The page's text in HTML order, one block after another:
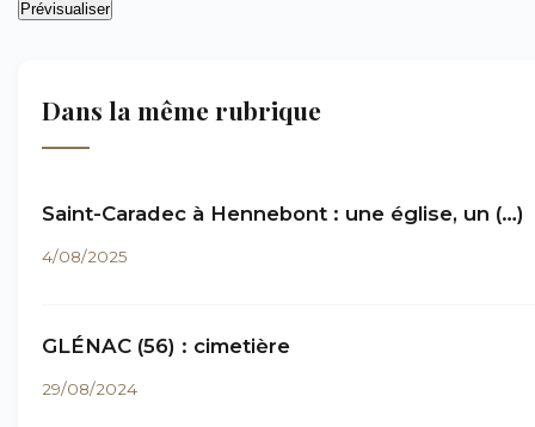
Dans la même rubrique
Saint-Caradec à Hennebont : une église, un (…)
4/08/2025
GLÉNAC (56) : cimetière
29/08/2024